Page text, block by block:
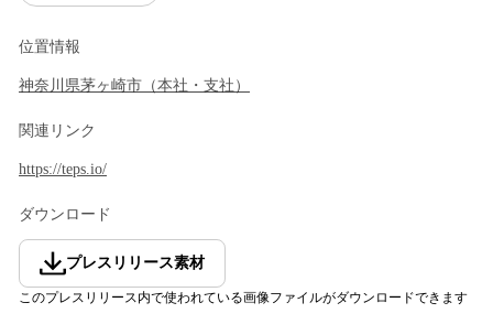
位置情報
神奈川県茅ヶ崎市 （本社・支社 ）
関連リンク
https://teps.io/
ダウンロード
プレスリリース素材
このプレスリリース内で使われている画像ファイルがダウンロードできます